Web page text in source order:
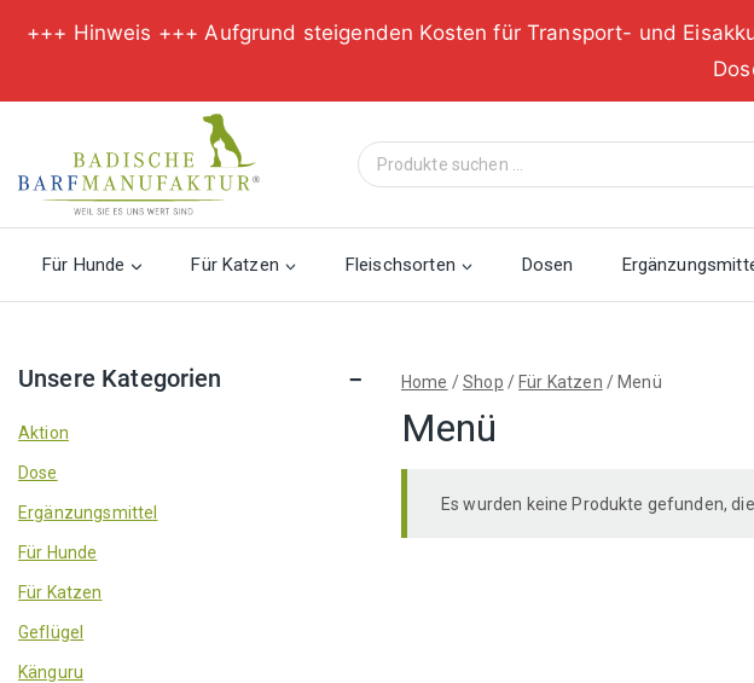
+++ Hinweis +++ Aufgrund steigenden Kosten für Transport- und
Suche
nach:
Für Hunde Für Katzen Fleischsorten Dosen
Home /Shop / Für Katzen / Menü
Menü
Es wurden keine Produkte gefunden,
Unsere Kategorien
Aktion
Dose
Ergänzungsmittel
Für Hunde
Für Katzen
Geflügel
Känguru